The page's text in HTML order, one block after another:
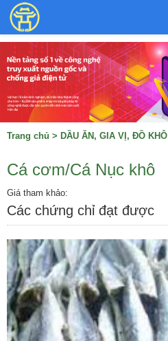
Trang chủ > DẦU ĂN, GIA VỊ, ĐỒ KHÔ
Cá cơm/Cá Nục khô
Giá tham khảo:
Các chứng chỉ đạt được